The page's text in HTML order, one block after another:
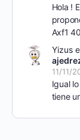
Hola !
Axf1
Yizus
11/11/
Igual
tiene